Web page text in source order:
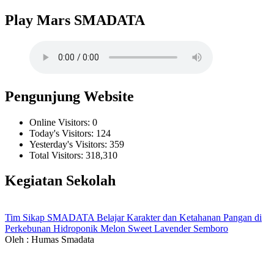
Play Mars SMADATA
Pengunjung Website
Online Visitors: 0
Today's Visitors: 124
Yesterday's Visitors: 359
Total Visitors: 318,310
Kegiatan Sekolah
Tim Sikap SMADATA Belajar Karakter dan Ketahanan Pangan di
Perkebunan Hidroponik Melon Sweet Lavender Semboro
Oleh : Humas Smadata